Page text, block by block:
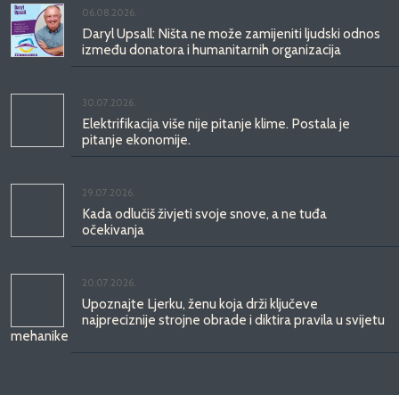
06.08.2026.
Daryl Upsall: Ništa ne može zamijeniti ljudski odnos
između donatora i humanitarnih organizacija
30.07.2026.
Elektrifikacija više nije pitanje klime. Postala je
pitanje ekonomije.
29.07.2026.
Kada odlučiš živjeti svoje snove, a ne tuđa
očekivanja
20.07.2026.
Upoznajte Ljerku, ženu koja drži ključeve
najpreciznije strojne obrade i diktira pravila u svijetu
mehanike